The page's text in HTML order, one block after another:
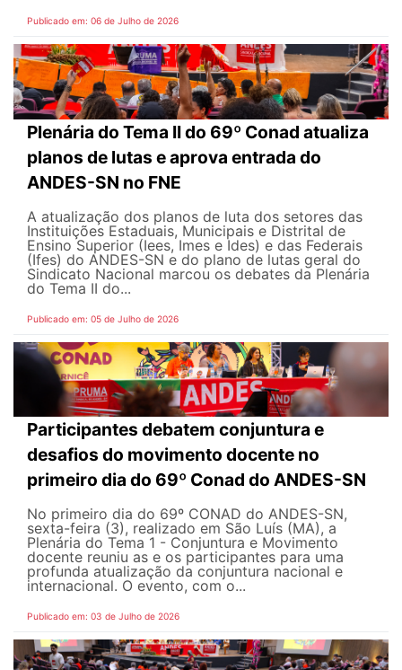
Publicado em: 06 de Julho de 2026
Plenária do Tema II do 69º Conad atualiza
planos de lutas e aprova entrada do
ANDES-SN no FNE
A atualização dos planos de luta dos setores das
Instituições Estaduais, Municipais e Distrital de
Ensino Superior (Iees, Imes e Ides) e das Federais
(Ifes) do ANDES-SN e do plano de lutas geral do
Sindicato Nacional marcou os debates da Plenária
do Tema II do...
Publicado em: 05 de Julho de 2026
Participantes debatem conjuntura e
desafios do movimento docente no
primeiro dia do 69º Conad do ANDES-SN
No primeiro dia do 69º CONAD do ANDES-SN,
sexta-feira (3), realizado em São Luís (MA), a
Plenária do Tema 1 - Conjuntura e Movimento
docente reuniu as e os participantes para uma
profunda atualização da conjuntura nacional e
internacional. O evento, com o...
Publicado em: 03 de Julho de 2026